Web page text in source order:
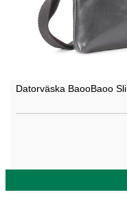
Datorväska BaooBaoo